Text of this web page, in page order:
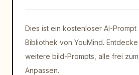
Dies ist ein kostenloser AI-
Bibliothek von YouMind.
weitere bild-Prompts, alle frei
Anpassen.